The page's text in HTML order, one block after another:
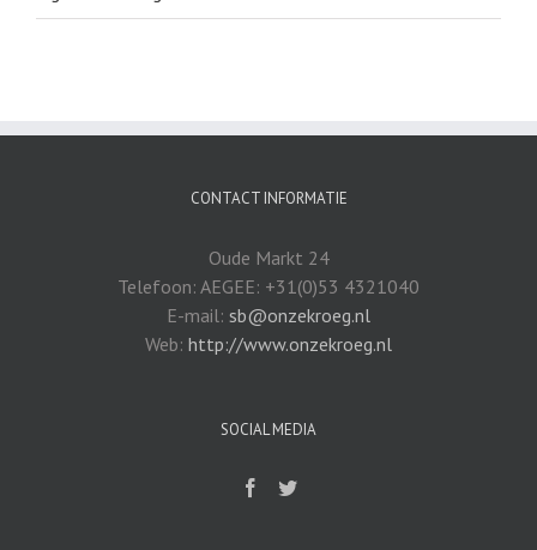
CONTACT INFORMATIE
Oude Markt 24
Telefoon: AEGEE: +31(0)53 4321040
E-mail: sb@onzekroeg.nl
Web: http://www.onzekroeg.nl
SOCIAL MEDIA